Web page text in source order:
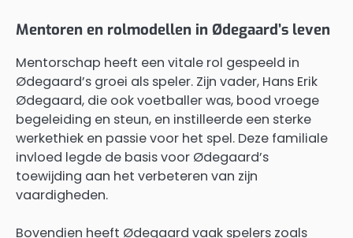
Mentoren en rolmodellen in Ødegaard’s leven
Mentorschap heeft een vitale rol gespeeld in
Ødegaard’s groei als speler. Zijn vader, Hans Erik
Ødegaard, die ook voetballer was, bood vroege
begeleiding en steun, en instilleerde een sterke
werkethiek en passie voor het spel. Deze familiale
invloed legde de basis voor Ødegaard’s
toewijding aan het verbeteren van zijn
vaardigheden.
Bovendien heeft Ødegaard vaak spelers zoals